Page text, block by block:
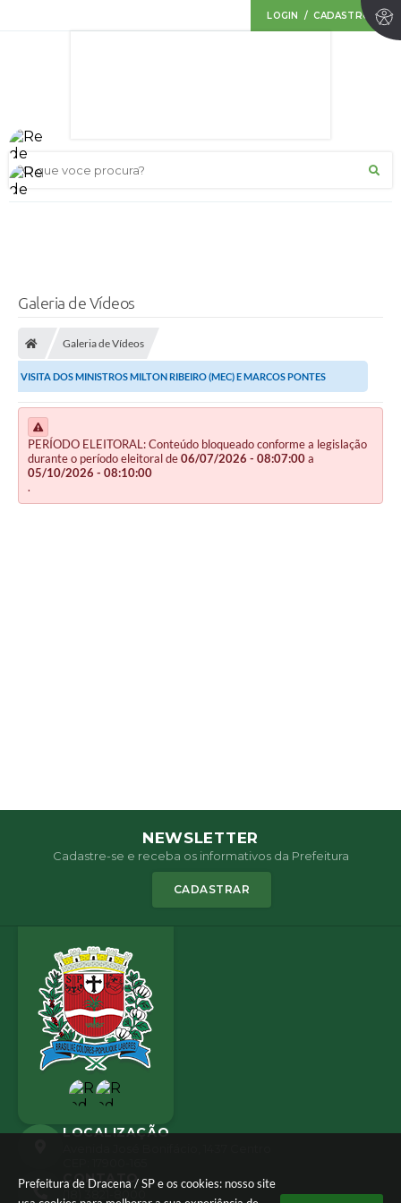
Prefeitura de Dracena / SP e os cookies: nosso site
LOGIN / CADASTRO
O que voce procura?
Galeria de Vídeos
Galeria de Vídeos
VISITA DOS MINISTROS MILTON RIBEIRO (MEC) E MARCOS PONTES
(CIÊNCIA E...
PERÍODO ELEITORAL: Conteúdo bloqueado conforme a legislação
durante o período eleitoral de06/07/2026 - 08:07:00a
05/10/2026 - 08:10:00
.
NEWSLETTER
Cadastre-se e receba os informativos da Prefeitura
CADASTRAR
LOCALIZAÇÃO
CONTATO